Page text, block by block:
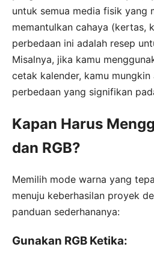
untuk semua media fisik yang
memantulkan cahaya (kertas,
perbedaan ini adalah resep
Misalnya, jika kamu
cetak kalender, kamu mungkin
perbedaan yang signifikan
Kapan Harus
dan RGB?
Memilih mode warna yang
menuju keberhasilan proyek
panduan sederhananya:
Gunakan RGB Ketika: